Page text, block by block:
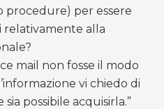
procedure) per essere
alla
mail non fosse il modo
vi chiedo di
possibile acquisirla.”